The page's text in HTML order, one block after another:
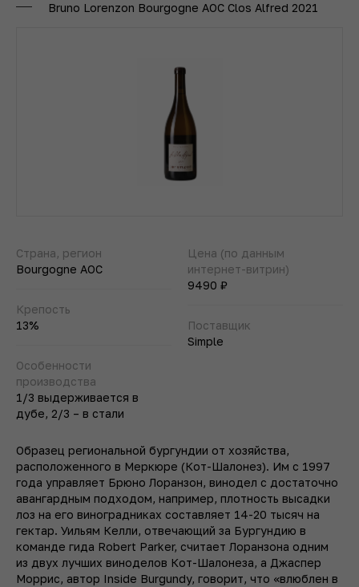
Bruno Lorenzon Bourgogne AOC Clos Alfred 2021
Страна, регион
Bourgogne AOC
Крепость
13%
Особенности
производства
1/3 выдерживается в
дубе, 2/3 – в стали
Цена (по данным
интернет-витрин)
9490 ₽
Поставщик
Simple
Образец региональной бургундии от хозяйства,
расположенного в Меркюре (Кот-Шалонез). Им с 1997
года управляет Брюно Лоранзон, винодел с достаточно
авангардным подходом, например, плотность высадки
лоз на его виноградниках составляет 14-20 тысяч на
гектар. Уильям Келли, отвечающий за Бургундию в
команде гида Robert Parker, считает Лоранзона одним
из двух лучших виноделов Кот-Шалонеза, а Джаспер
Моррис, автор Inside Burgundy, говорит, что «влюблен в